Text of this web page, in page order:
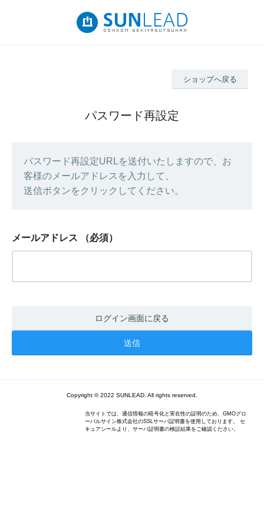
ショップへ戻る
パスワード再設定
パスワード再設定URLを送付いたしますので、お
客様のメールアドレスを入力して、
送信ボタンをクリックしてください。
メールアドレス （必須）
ログイン画面に戻る
Copyright © 2022 SUNLEAD. All rights reserved.
当サイトでは、通信情報の暗号化と実在性の証明のため、GMOグロ
ーバルサイン株式会社のSSLサーバ証明書を使用しております。 セ
キュアシールより、サーバ証明書の検証結果をご確認ください。